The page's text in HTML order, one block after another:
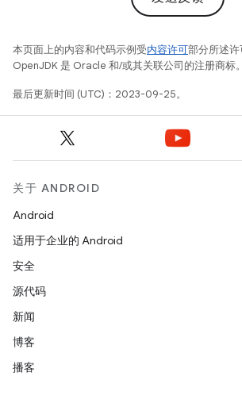
本页面上的内容和代码示例受内容许可部分所述
OpenJDK 是 Oracle 和/或其关联公司的注册商标。
最后更新时间 (UTC)：2023-09-25。
关于 ANDROID
Android
适用于企业的 Android
安全
源代码
新闻
博客
播客